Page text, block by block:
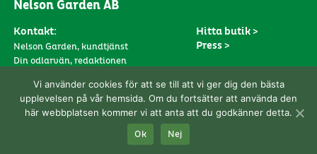
Nelson Garden AB
Kontakt:
Nelson Garden, kundtjänst
Din odlarvän, redaktionen
Prenumerera >
Anmäl dig till vårt nyhetsbrev här
Hitta butik >
Press >
Följ oss på:
Vi använder cookies för att se till att vi ger dig den bästa
upplevelsen på vår hemsida. Om du fortsätter att använda den
här webbplatsen kommer vi att anta att du godkänner detta.
Ok Nej